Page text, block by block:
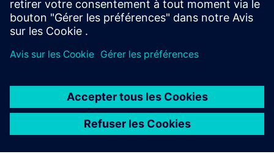
bibliothèques.